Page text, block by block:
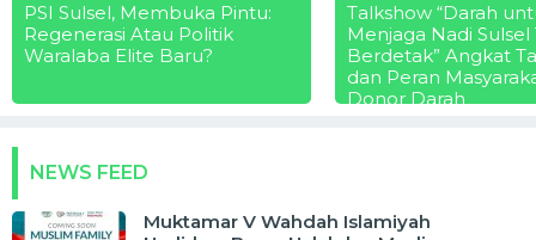
PSI Sulsel, Membuka Pintu:
Regenerasi Atau Politik
Waralaba Elite Baru?
Talkshow “Darah
Menjaga Nadi Sulsel
Berdetak” Angkat
dan Peran
Donor Darah
NEWS FEED
Muktamar V Wahdah Islamiyah